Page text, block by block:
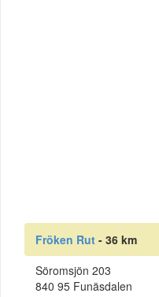
Fröken Rut - 36 km
Söromsjön 203
840 95 Funäsdalen